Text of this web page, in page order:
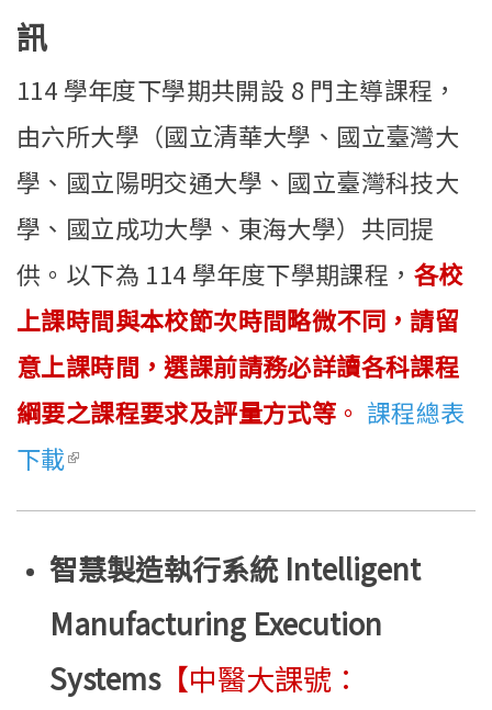
訊
114 學年度下學期共開設 8 門主導課程，
由六所大學（國立清華大學、國立臺灣大
學、國立陽明交通大學、國立臺灣科技大
學、國立成功大學、東海大學）共同提
供。以下為 114 學年度下學期課程， 各校
上課時間與本校節次時間略微不同，請留
意上課時間，選課前請務必詳讀各科課程
綱要之課程要求及評量方式等 。 課程總表
下載(link is external)
智慧製造執行系統 Intelligent
Manufacturing Execution
Systems【中醫大課號：